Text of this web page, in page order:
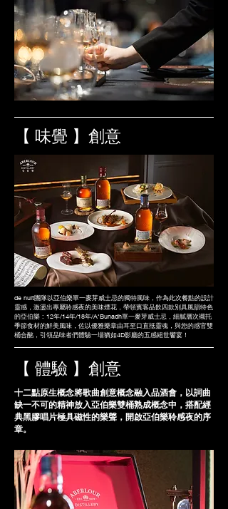
​【 味覺 】創意
de nuit團隊以亞伯樂單一麥芽威士忌的獨特風味，作為此次餐點的設計
靈感，激盪出專屬聆感夜的美味煙花，帶領賓客品飲四款別具風韻特色
的亞伯樂 : 12年/14年/18年/A‘Bunadh單一麥芽威士忌，細膩層次襯托
季節食材的鮮美風味，佐以優雅樂章由耳至口直抵靈魂，與您的感官雙
桶合酩，引領品味者們體驗一場猶如4D影廳的五感絕世饗宴！
​【 體驗 】創意
十二點原生概念將歌曲創意概念融入品酒會，以詞曲
缺一不可的精神放入亞伯樂雙桶熟成概念中，搭配經
典黑膠唱片極具磁性的樂聲，開啟亞伯樂聆感夜的序
章。